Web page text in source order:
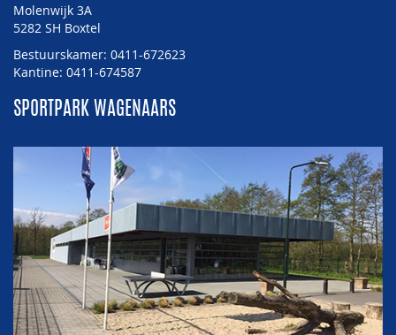
Molenwijk 3A
5282 SH Boxtel
Bestuurskamer: 0411-672623
Kantine: 0411-674587
SPORTPARK WAGENAARS